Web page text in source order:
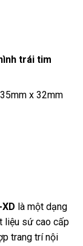
trái tim
x 32mm
là một dạng
liệu sứ cao cấp
trang trí nội